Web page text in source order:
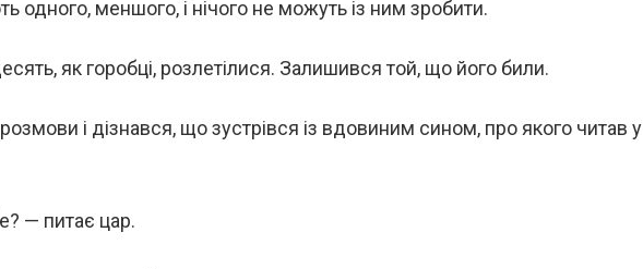
одного, меншого, і нічого не можуть із ним зробити.
як горобці, розлетілися. Залишився той, що його били.
і дізнався, що зустрівся із вдовиним сином, про якого читав у
— питає цар.